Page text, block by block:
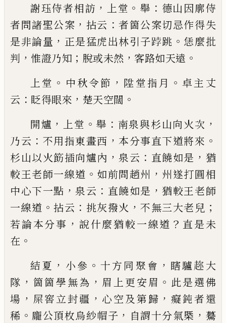
謝珏侍者相訪 ， 上堂 。 舉 ： 德山因廓侍
者問諸聖公案 ， 拈云 ：者箇公案切忌作得失
是非論量 ， 正是猛虎出林引子𨁝跳 。 恁麼批
判 ， 惟證乃知 ； 脫或未然 ， 客路如天遠 。
上堂 。 中秋令節 ， 陞堂指月 。卓主丈
云 ： 眨得眼來 ， 楚天空闊 。
開爐 ， 上堂 。 舉 ： 南泉與杉山向火次 ，
乃云 ： 不用指東畫西 ，本分事直下道將來 。
杉山以火筯插向爐內 ，泉云 ： 直饒如是 ， 猶
較王老師一線道 。 如前問趙州 ， 州遂打圓相
中心下一點 ，泉云 ： 直饒如是 ，猶較王老師
一線道 。拈云 ： 挑灰撥火 ，不無三大老兒 ；
若論本分事 ， 說什麼猶較一線道 ？ 直是未
在 。
結夏 ， 小參 。十方同聚會 ， 瞎驢趂大
隊 ， 箇箇學無為 ， 眉 上更安眉 。 此是選佛
場 ， 屎窖立封疆 ， 心空及第歸 ，癡鈍者還
稀 。 龐公頂枚烏紗帽子 ， 自謂十分氣槩 ， 驀